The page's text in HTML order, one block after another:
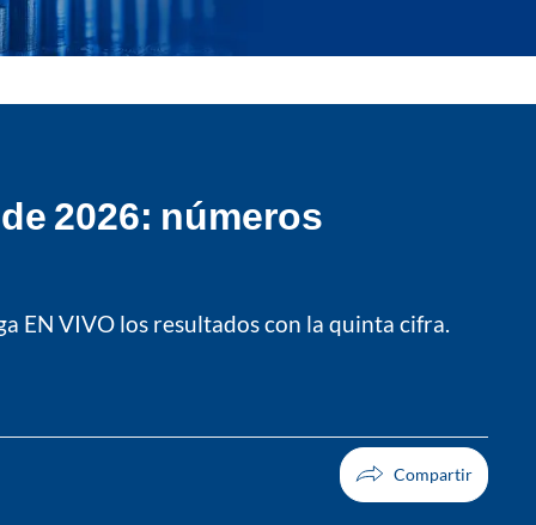
2026: números
EN VIVO los resultados con la quinta cifra.